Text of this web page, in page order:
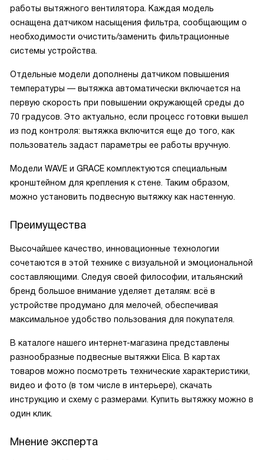
работы вытяжного вентилятора. Каждая модель
оснащена датчиком насыщения фильтра, сообщающим о
необходимости очистить/заменить фильтрационные
системы устройства.
Отдельные модели дополнены датчиком повышения
температуры — вытяжка автоматически включается на
первую скорость при повышении окружающей среды до
70 градусов. Это актуально, если процесс готовки вышел
из под контроля: вытяжка включится еще до того, как
пользователь задаст параметры ее работы вручную.
Модели WAVE и GRACE комплектуются специальным
кронштейном для крепления к стене. Таким образом,
можно установить подвесную вытяжку как настенную.
Преимущества
Высочайшее качество, инновационные технологии
сочетаются в этой технике с визуальной и эмоциональной
составляющими. Следуя своей философии, итальянский
бренд большое внимание уделяет деталям: всё в
устройстве продумано для мелочей, обеспечивая
максимальное удобство пользования для покупателя.
В каталоге нашего интернет-магазина представлены
разнообразные подвесные вытяжки Elica. В картах
товаров можно посмотреть технические характеристики,
видео и фото (в том числе в интерьере), скачать
инструкцию и схему с размерами. Купить вытяжку можно в
один клик.
Мнение эксперта